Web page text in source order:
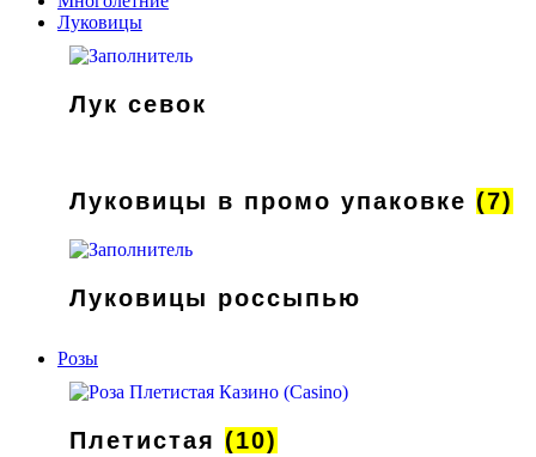
Луковицы
Лук севок
Луковицы в промо упаковке (7)
Луковицы россыпью
Розы
Плетистая (10)